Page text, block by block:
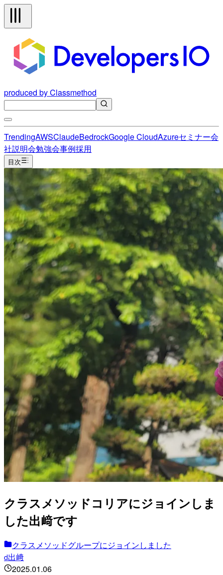
produced by Classmethod
TrendingAWSClaudeBedrockGoogle CloudAzureセミナー会
社説明会勉強会事例採用
目次
クラスメソッドコリアにジョインしま
した出﨑です
クラスメソッドグループにジョインしました
d出﨑
2025.01.06